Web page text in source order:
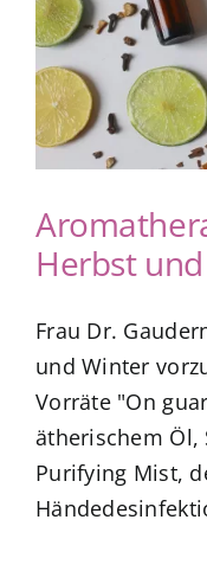
Herbst
Frau Dr.
und Winter
Vorräte "On
ätherischem Öl,
Purifying Mist,